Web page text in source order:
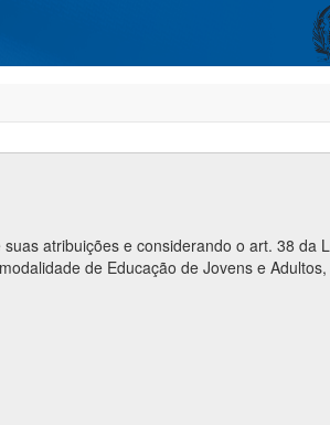
atribuições e considerando o art. 38 da
de Educação de Jovens e